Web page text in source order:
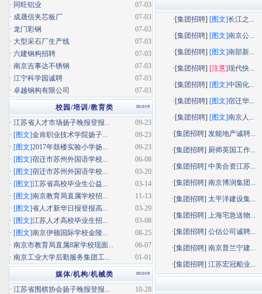
·[集团招聘] [图文]长江之...
·[集团招聘] [图文]南京公...
·[集团招聘] [图文]南部新...
·[集团招聘] [注意]现代快...
·[集团招聘] [图文]中国化...
·[集团招聘] [图文]宿迁华...
·[集团招聘] [图文]南京人...
·[集团招聘]发能地产诚聘...
·[集团招聘] 厨师英国工作...
·[集团招聘]中美合资江苏...
·[集团招聘]南京博润集团...
·[集团招聘]太平洋建设集...
·[集团招聘]上海宅急送物...
·[集团招聘]公估公司诚聘...
·[集团招聘]南京普兰宁建...
·[集团招聘]江苏宏冠船业...
07-03
· 同旺铝业
07-03
· 成晟信夹芯板厂
07-03
· 龙门彩钢
07-03
· 大型采石厂生产线
07-03
· 六建钢构招聘
07-03
· 南京吉事达不锈钢
07-03
· 江宁科学园诚聘
07-03
· 卓越钢构有限公司
more
校园/培训/教育类
09-23
· 江苏省人才市场扬子晚报登报...
09-23
· [图文]金肯职业技术学院扬子...
09-23
· [图文]2017年鼓楼实验小学扬...
06-08
· [图文]宿迁市苏州外国语学校...
03-20
· [图文]宿迁市苏州外国语学校...
03-14
· [图文]江苏省高校毕业生公益...
11-13
· [图文]南京教育局直属学校招...
03-29
· [图文]省人才新华日报登报高...
03-08
· [图文]江苏人才高校毕业生招...
08-25
· [图文]南京伊顿国际学校金陵...
06-07
· 南京市教育局直属8家学校现面...
01-01
· 南京工业大学后勤服务集团工...
more
媒体/机构/机械类
10-28
· 江苏省围棋协会扬子晚报登报...